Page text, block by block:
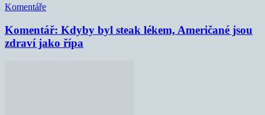
Komentáře
Komentář: Kdyby byl steak lékem, Američané jsou
zdraví jako řípa